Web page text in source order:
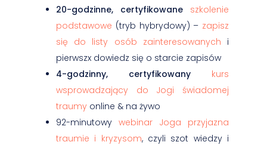
20-godzinne, certyfikowane
szkolenie
podstawowe (tryb hybrydowy) – zapisz
się do listy osób zainteresowanych i
pierwszx dowiedz się o starcie zapisów
4-godzinny, certyfikowany
kurs
wsprowadzający do Jogi świadomej
traumy online & na żywo
92-minutowy webinar Joga przyjazna
traumie i kryzysom, czyli szot wiedzy i